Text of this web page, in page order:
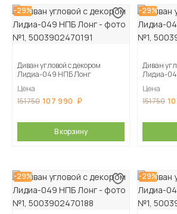
-29%
Диван угловой с декором
Лидиа-049 НПБ Лонг
Цена
151 750 107 990
В корзину
-29%
Диван
Лидиа-
Цена
151 750
-29% -29%